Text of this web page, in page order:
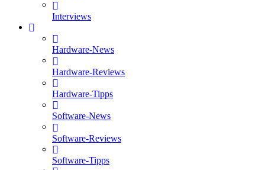
Interviews
Hardware-News
Hardware-Reviews
Hardware-Tipps
Software-News
Software-Reviews
Software-Tipps